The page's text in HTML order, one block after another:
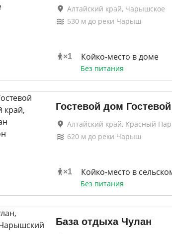
Алтайский край, Чарышское
530м до реки Чарыш
×1 Койко-место в доме
Без питания
Гостевой дом
Алтайский край, Красный
620м до реки Чарыш
×1 Койко-место в
Без питания
База отдыха Чулан